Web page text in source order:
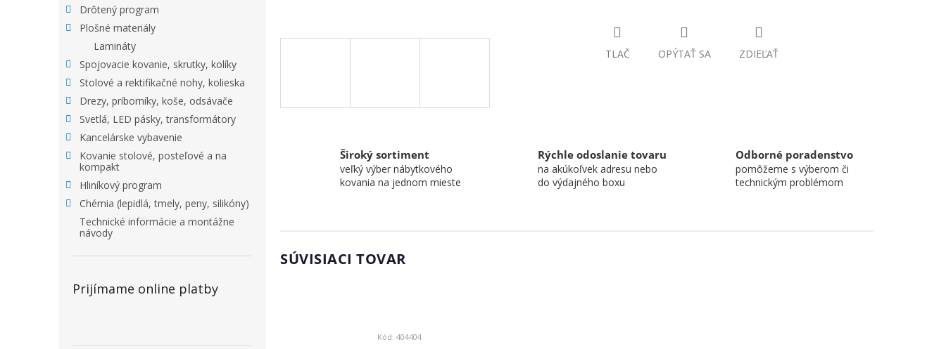
Drôtený program
Plošné materiály
Lamináty
Spojovacie kovanie, skrutky, kolíky
Stolové a rektifikačné nohy, kolieska
Drezy, príborníky, koše, odsávače
Svetlá, LED pásky, transformátory
Kancelárske vybavenie
Kovanie stolové, posteľové a na
kompakt
Hliníkový program
Chémia (lepidlá, tmely, peny, silikóny)
Technické informácie a montážne
návody
Prijímame online platby
TLAČ OPÝTAŤ SA ZDIEĽAŤ
Široký sortiment
veľký výber nábytkového
kovania na jednom mieste
Rýchle odoslanie tovaru
na akúkoľvek adresu nebo
do výdajného boxu
Odborné poradenstvo
pomôžeme s výberom či
technickým problémom
SÚVISIACI TOVAR
Kód: 404404